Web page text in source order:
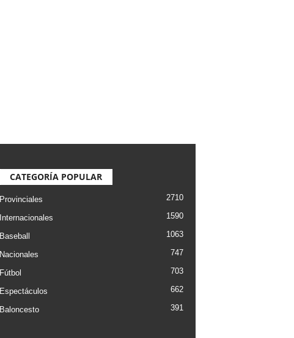
CATEGORÍA POPULAR
Provinciales 2710
Internacionales 1590
Baseball 1063
Nacionales 747
Fútbol 703
Espectáculos 662
Baloncesto 391